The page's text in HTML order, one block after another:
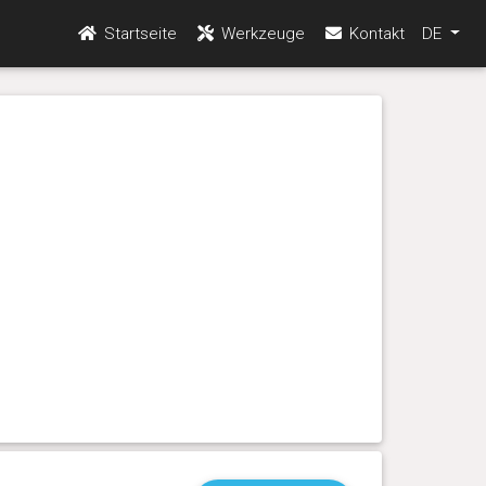
Startseite Werkzeuge Kontakt DE